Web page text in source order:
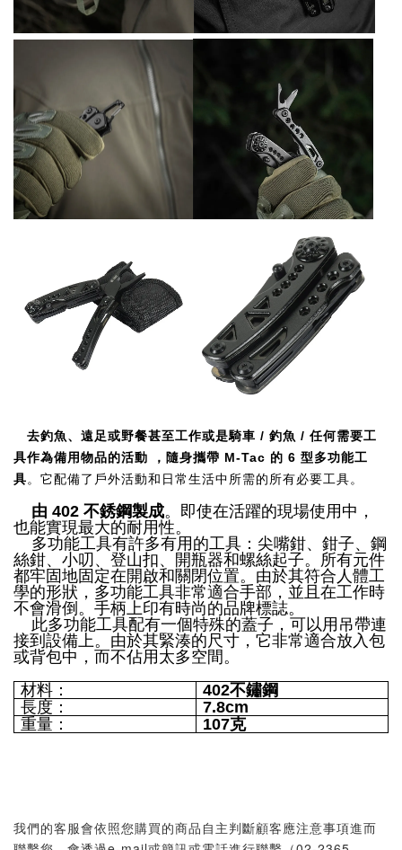
去釣魚、遠足或野餐甚至工作或是騎車 / 釣魚 / 任何需要工
具作為備用物品的活動 ，隨身攜帶 M-Tac 的 6 型多功能工
具。它配備了戶外活動和日常生活中所需的所有必要工具。
由 402 不銹鋼製成。即使在活躍的現場使用中，
也能實現最大的耐用性。
多功能工具有許多有用的工具：尖嘴鉗、鉗子、鋼
絲鉗、小叨、登山扣、開瓶器和螺絲起子。所有元件
都牢固地固定在開啟和關閉位置。由於其符合人體工
學的形狀，多功能工具非常適合手部，並且在工作時
不會滑倒。手柄上印有時尚的品牌標誌。
此多功能工具配有一個特殊的蓋子，可以用吊帶連
接到設備上。由於其緊湊的尺寸，它非常適合放入包
或背包中，而不佔用太多空間。
材料：
402不鏽鋼
長度：
7.8cm
重量：
107克
我們的客服會依照您購買的商品自主判斷顧客應注意事項進而